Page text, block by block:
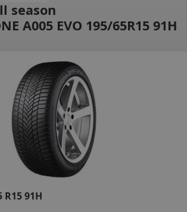
CAMION
MOTO
DIMENSIUNI
PRODUCATORI ANVELOPE
MARCA AUTO
- COLABORARE COMPANII
season
A005 EVO 195/65R15 91H
R15 91H